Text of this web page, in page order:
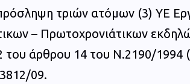
τριών ατόμων (3) ΥΕ
– Πρωτοχρονιάτικων
άρθρου 14 του Ν.2190/1994
09.